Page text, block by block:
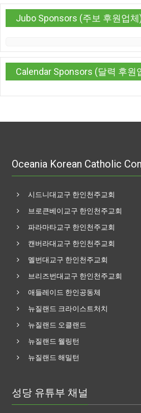
Jubo Sponsors (주보 후원업체
Calendar Sponsors (달력 후원
Oceania Korean Catholic
시드니대교구 한인천주교회
브로큰베이교구 한인천주교회
파라마타교구 한인천주교회
캔버라대교구 한인천주교회
멜번대교구 한인천주교회
브리즈번대교구 한인천주교회
애들레이드 한인공동체
뉴질랜드 크라이스트처치
뉴질랜드 오클랜드
뉴질랜드 웰링턴
뉴질랜드 해밀턴
성당 유튜부 채널